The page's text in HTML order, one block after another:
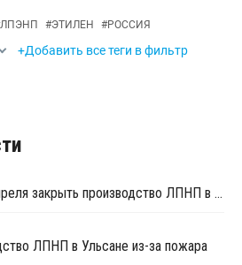
ЛПЭНП #ЭТИЛЕН #РОССИЯ
+Добавить все теги в фильтр
LG Chem планирует 8 апреля закрыть производство ЛПНП в Даэсане
ЛПНП в Ульсане из-за пожара